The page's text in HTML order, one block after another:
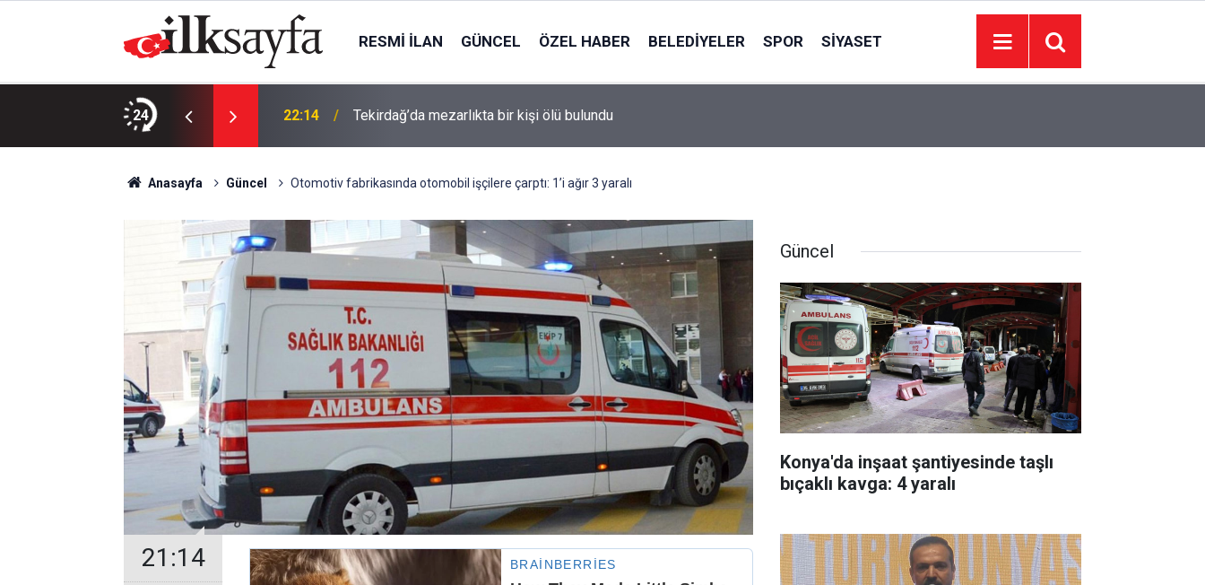
RESMI İLAN GÜNCEL ÖZEL HABER BELEDIYELER SPOR SIYASET
24
Juventus Inter ne zaman, saat kaçta
22:14 Tekirdağ’da mezarlıkta bir kişi ölü bulundu
Anasayfa Güncel Otomotiv fabrikasında otomobil işçilere çarptı: 1’i ağır 3 yaralı
21:14
Güncel
Konya'da inşaat şantiyesinde taşlı
bıçaklı kavga: 4 yaralı